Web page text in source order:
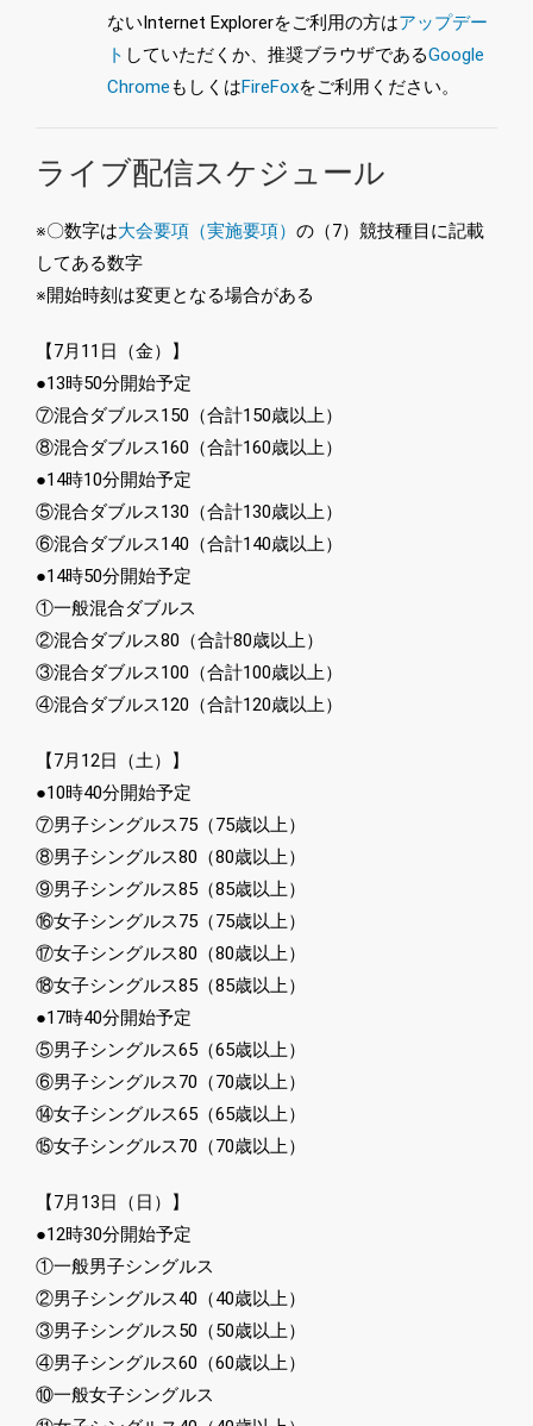
ないInternet Explorerをご利用の方はアップデー
ト していただくか、推奨ブラウザであるGoogle
ChromeもしくはFireFoxをご利用ください。
ライブ配信スケジュール
※〇数字は大会要項（実施要項） の（7）競技種目に記載
してある数字
※開始時刻は変更となる場合がある
【7月11日（金）】
●13時50分開始予定
⑦混合ダブルス150（合計150歳以上）
⑧混合ダブルス160（合計160歳以上）
●14時10分開始予定
⑤混合ダブルス130（合計130歳以上）
⑥混合ダブルス140（合計140歳以上）
●14時50分開始予定
①一般混合ダブルス
②混合ダブルス80（合計80歳以上）
③混合ダブルス100（合計100歳以上）
④混合ダブルス120（合計120歳以上）
【7月12日（土）】
●10時40分開始予定
⑦男子シングルス75（75歳以上）
⑧男子シングルス80（80歳以上）
⑨男子シングルス85（85歳以上）
⑯女子シングルス75（75歳以上）
⑰女子シングルス80（80歳以上）
⑱女子シングルス85（85歳以上）
●17時40分開始予定
⑤男子シングルス65（65歳以上）
⑥男子シングルス70（70歳以上）
⑭女子シングルス65（65歳以上）
⑮女子シングルス70（70歳以上）
【7月13日（日）】
●12時30分開始予定
①一般男子シングルス
②男子シングルス40（40歳以上）
③男子シングルス50（50歳以上）
④男子シングルス60（60歳以上）
⑩一般女子シングルス